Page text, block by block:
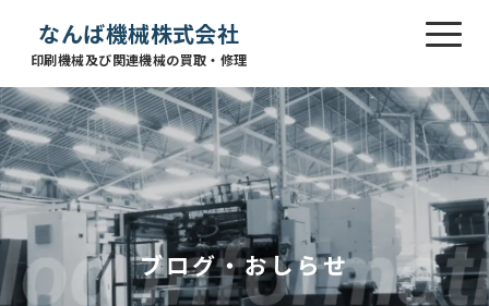
なんば機械株式会社
印刷機械及び関連機械の買取・修理
ブログ・おしらせ